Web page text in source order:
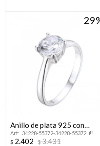
29
Anillo de plata 925 con
circonia, SOLITARIO.
34228-55372-34228-55372
$ 2.402 $3.431